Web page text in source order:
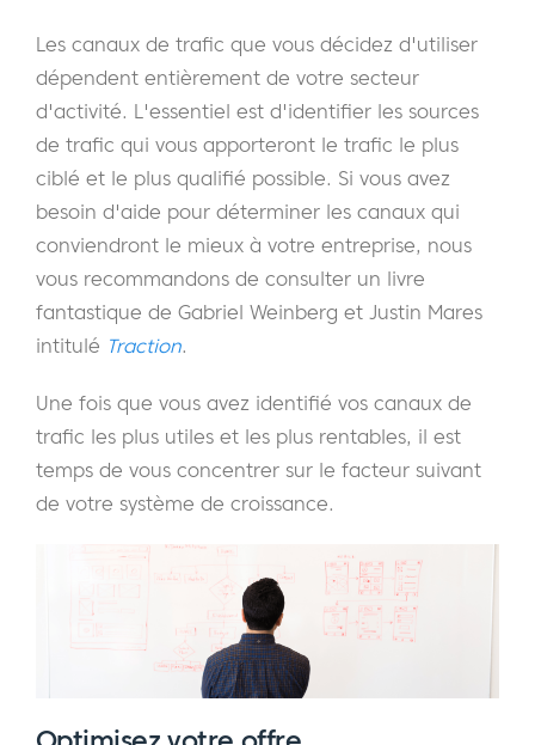
Les canaux de trafic que vous décidez d'utiliser
dépendent entièrement de votre secteur
d'activité. L'essentiel est d'identifier les sources
de trafic qui vous apporteront le trafic le plus
ciblé et le plus qualifié possible. Si vous avez
besoin d'aide pour déterminer les canaux qui
conviendront le mieux à votre entreprise, nous
vous recommandons de consulter un livre
fantastique de Gabriel Weinberg et Justin Mares
intitulé Traction.
Une fois que vous avez identifié vos canaux de
trafic les plus utiles et les plus rentables, il est
temps de vous concentrer sur le facteur suivant
de votre système de croissance.